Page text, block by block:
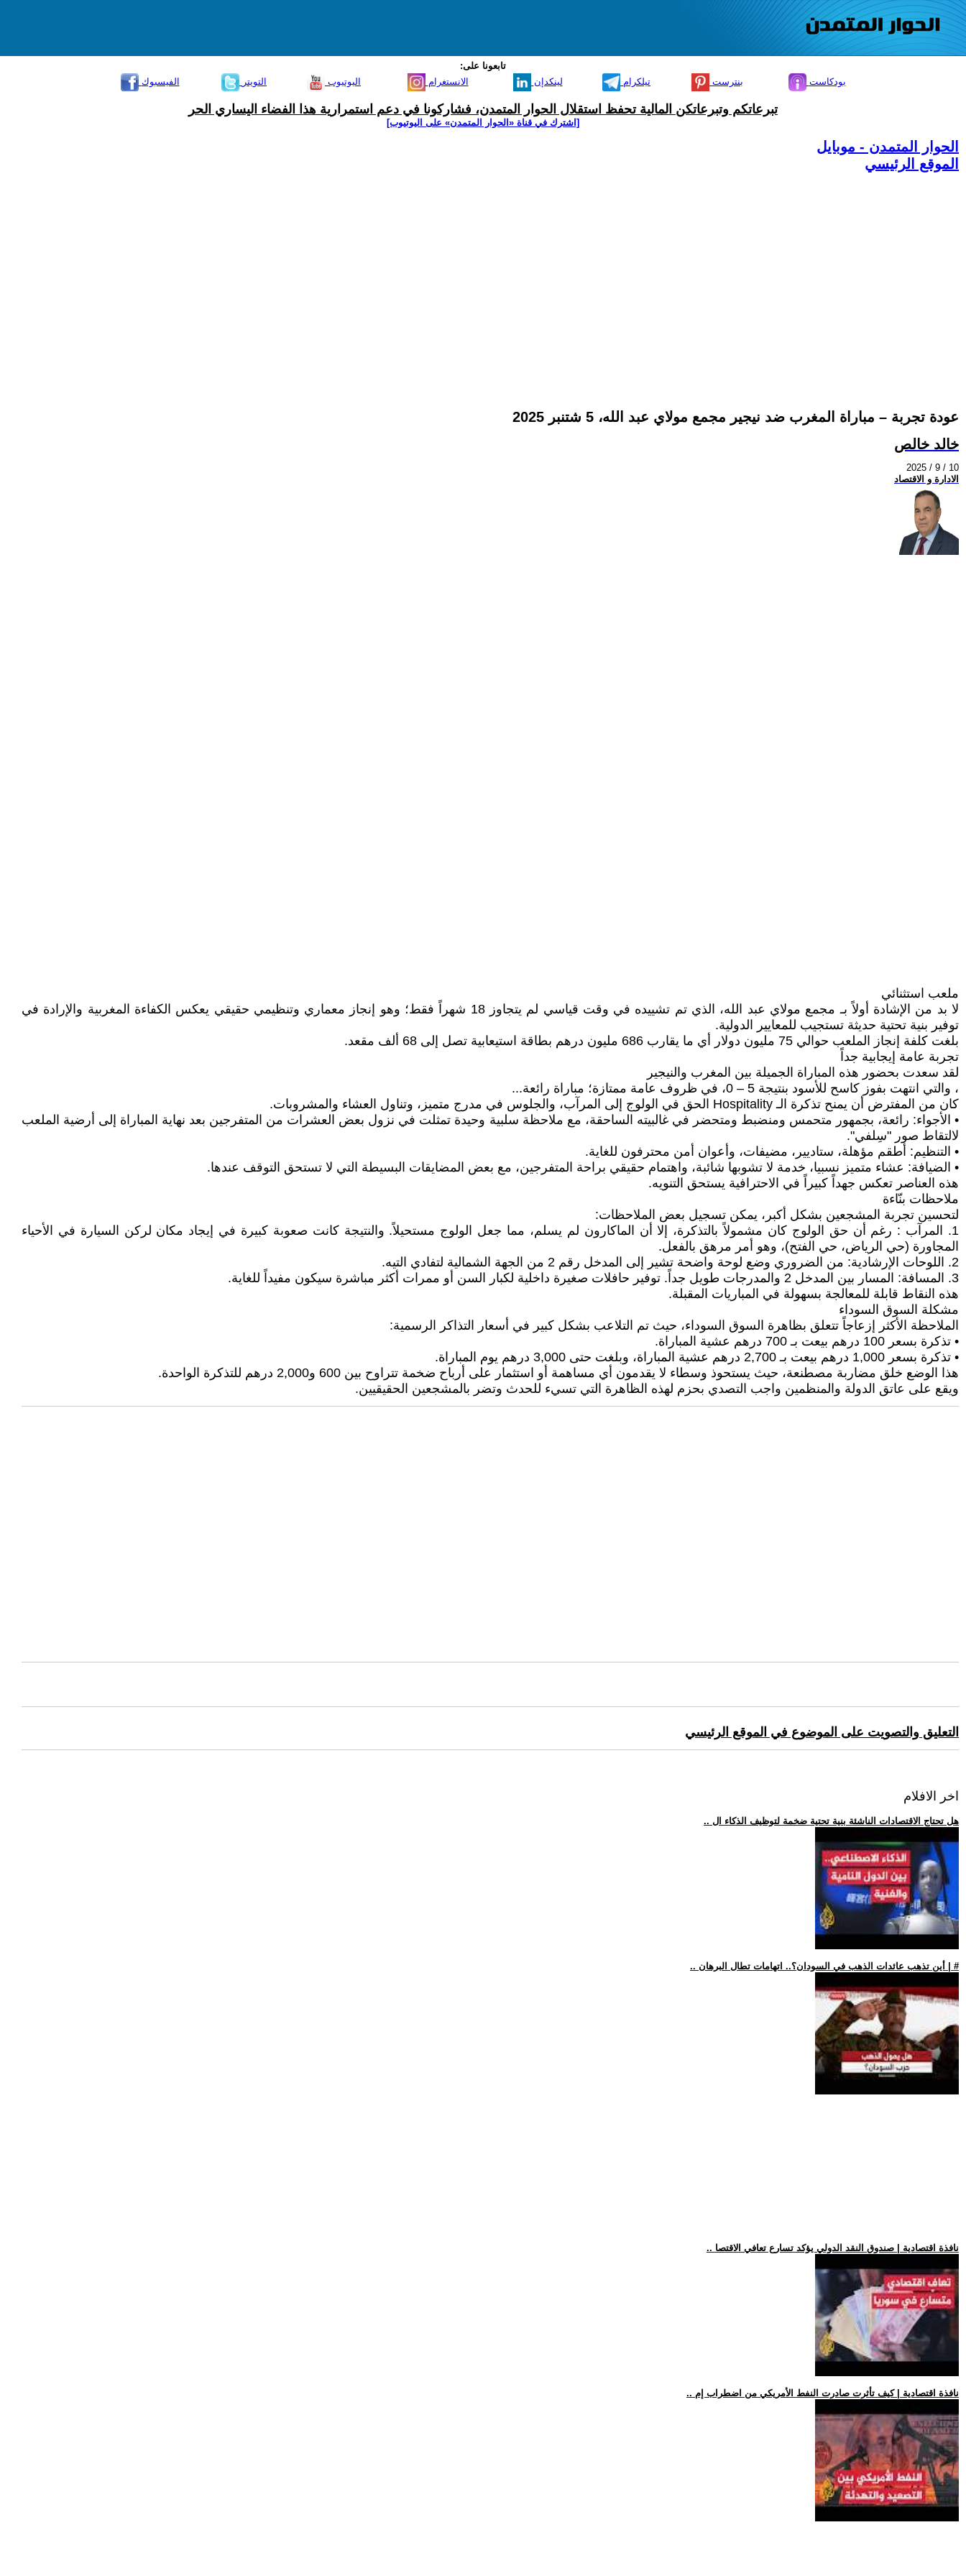
تابعونا على:
الفيسبوك
التويتر اليوتيوب الانستغرام لينكدإن تيلكرام بنترست بودكاست
تبرعاتكم وتبرعاتكن المالية تحفظ استقلال الحوار المتمدن، فشاركونا في دعم استمرارية هذا الفضاء اليساري الحر
[اشترك في قناة ‫«الحوار المتمدن» على اليوتيوب]
الحوار المتمدن - موبايل
الموقع الرئيسي
عودة تجربة – مباراة المغرب ضد نيجير مجمع مولاي عبد الله، 5 شتنبر 2025
خالد خالص
2025 / 9 / 10
الادارة و الاقتصاد
ملعب استثنائي
لا بد من الإشادة أولاً بـ مجمع مولاي عبد الله، الذي تم تشييده في وقت قياسي لم يتجاوز 18 شهراً فقط؛ وهو إنجاز معماري وتنظيمي حقيقي يعكس الكفاءة المغربية والإرادة في
توفير بنية تحتية حديثة تستجيب للمعايير الدولية.
بلغت كلفة إنجاز الملعب حوالي 75 مليون دولار أي ما يقارب 686 مليون درهم بطاقة استيعابية تصل إلى 68 ألف مقعد.
تجربة عامة إيجابية جداً
لقد سعدت بحضور هذه المباراة الجميلة بين المغرب والنيجير
، والتي انتهت بفوز كاسح للأسود بنتيجة 5 – 0، في ظروف عامة ممتازة؛ مباراة رائعة...
كان من المفترض أن يمنح تذكرة الـ Hospitality الحق في الولوج إلى المرآب، والجلوس في مدرج متميز، وتناول العشاء والمشروبات.
• الأجواء: رائعة، بجمهور متحمس ومنضبط ومتحضر في غالبيته الساحقة، مع ملاحظة سلبية وحيدة تمثلت في نزول بعض العشرات من المتفرجين بعد نهاية المباراة إلى أرضية الملعب
لالتقاط صور "سِلفي".
• التنظيم: أطقم مؤهلة، ستاديير، مضيفات، وأعوان أمن محترفون للغاية.
• الضيافة: عشاء متميز نسبيا، خدمة لا تشوبها شائبة، واهتمام حقيقي براحة المتفرجين، مع بعض المضايقات البسيطة التي لا تستحق التوقف عندها.
هذه العناصر تعكس جهداً كبيراً في الاحترافية يستحق التنويه.
ملاحظات بنّاءة
لتحسين تجربة المشجعين بشكل أكبر، يمكن تسجيل بعض الملاحظات:
1. المرآب : رغم أن حق الولوج كان مشمولاً بالتذكرة، إلا أن الماكارون لم يسلم، مما جعل الولوج مستحيلاً. والنتيجة كانت صعوبة كبيرة في إيجاد مكان لركن السيارة في الأحياء
المجاورة (حي الرياض، حي الفتح)، وهو أمر مرهق بالفعل.
2. اللوحات الإرشادية: من الضروري وضع لوحة واضحة تشير إلى المدخل رقم 2 من الجهة الشمالية لتفادي التيه.
3. المسافة: المسار بين المدخل 2 والمدرجات طويل جداً. توفير حافلات صغيرة داخلية لكبار السن أو ممرات أكثر مباشرة سيكون مفيداً للغاية.
هذه النقاط قابلة للمعالجة بسهولة في المباريات المقبلة.
مشكلة السوق السوداء
الملاحظة الأكثر إزعاجاً تتعلق بظاهرة السوق السوداء، حيث تم التلاعب بشكل كبير في أسعار التذاكر الرسمية:
• تذكرة بسعر 100 درهم بيعت بـ 700 درهم عشية المباراة.
• تذكرة بسعر 1,000 درهم بيعت بـ 2,700 درهم عشية المباراة، وبلغت حتى 3,000 درهم يوم المباراة.
هذا الوضع خلق مضاربة مصطنعة، حيث يستحوذ وسطاء لا يقدمون أي مساهمة أو استثمار على أرباح ضخمة تتراوح بين 600 و2,000 درهم للتذكرة الواحدة.
ويقع على عاتق الدولة والمنظمين واجب التصدي بحزم لهذه الظاهرة التي تسيء للحدث وتضر بالمشجعين الحقيقيين.
التعليق والتصويت على الموضوع في الموقع الرئيسي
اخر الافلام
.. هل تحتاج الاقتصادات الناشئة بنية تحتية ضخمة لتوظيف الذكاء ال
.. أين تذهب عائدات الذهب في السودان؟.. اتهامات تطال البرهان | #
.. نافذة اقتصادية | صندوق النقد الدولي يؤكد تسارع تعافي الاقتصا
.. نافذة اقتصادية | كيف تأثرت صادرت النفط الأمريكي من اضطراب إم